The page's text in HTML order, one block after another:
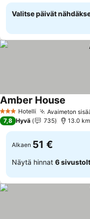
Valitse päivät
3 Tähtiluokitus
Hotelli Avaimeton
Amber House
7,8 Hyvä 735 13.0
Alkaen 51 €
Näytä hinnat 6